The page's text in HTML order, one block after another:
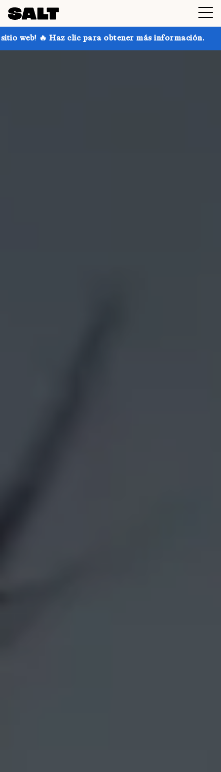
para obtener más información. ¡Consigue hasta